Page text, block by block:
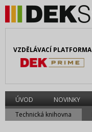
VZDĚLÁVACÍ PLATFORMA
ÚVOD NOVINKY
Technická knihovna